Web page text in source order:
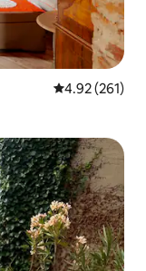
レビュー261
4.92 (261)